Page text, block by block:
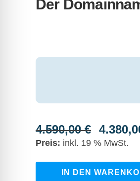
Der
4.590,00€
Preis
4.590,00
inkl. 19 % MwSt.
IN DEN